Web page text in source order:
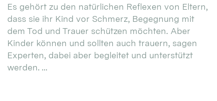
Es gehört zu den natürlichen Reflexen von Eltern,
dass sie ihr Kind vor Schmerz, Begegnung mit
dem Tod und Trauer schützen möchten. Aber
Kinder können und sollten auch trauern, sagen
Experten, dabei aber begleitet und unterstützt
werden. ...